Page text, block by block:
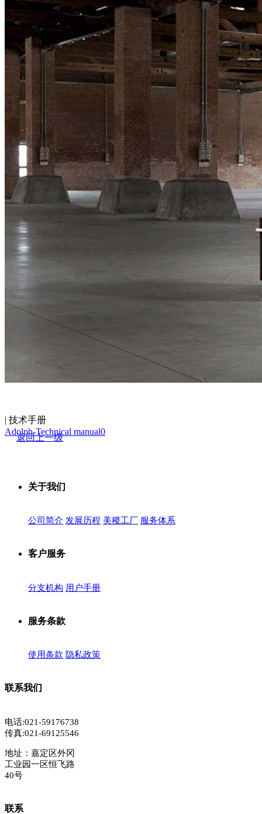
| 技术手册
Adolph-Technical manual0
返回上一级
关于我们
公司简介 发展历程 美稷工厂 服务体系
客户服务
分支机构 用户手册
服务条款
使用条款 隐私政策
联系我们
电话:021-59176738
传真:021-69125546
地址：嘉定区外冈
工业园一区恒飞路
40号
联系